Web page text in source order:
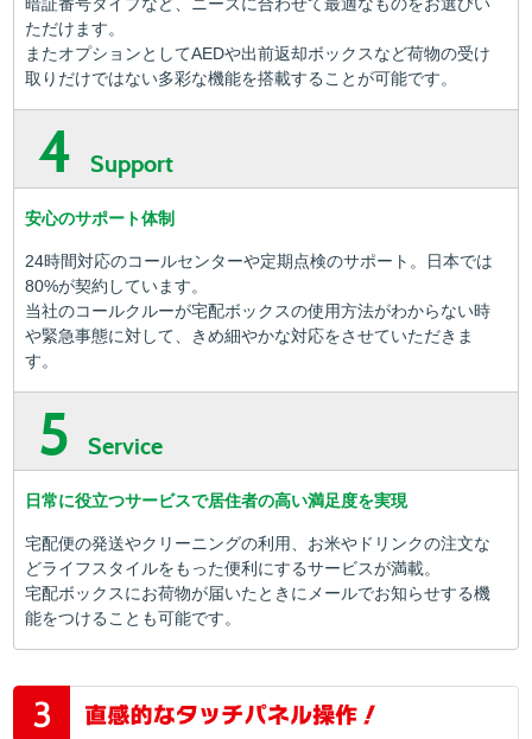
暗証番号タイプなど、ニーズに合わせて最適なものをお選びい
ただけます。
またオプションとしてAEDや出前返却ボックスなど荷物の受け
取りだけではない多彩な機能を搭載することが可能です。
4 Support
安心のサポート体制
24時間対応のコールセンターや定期点検のサポート。日本では
80%が契約しています。
当社のコールクルーが宅配ボックスの使用方法がわからない時
や緊急事態に対して、きめ細やかな対応をさせていただきま
す。
5 Service
日常に役立つサービスで居住者の高い満足度を実現
宅配便の発送やクリーニングの利用、お米やドリンクの注文な
どライフスタイルをもった便利にするサービスが満載。
宅配ボックスにお荷物が届いたときにメールでお知らせする機
能をつけることも可能です。